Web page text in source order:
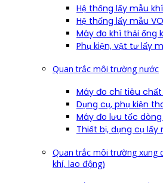
Hệ thống lấy mẫu
Hệ thống lấy mẫu
Máy đo khí thải ống
Phụ kiện, vật tư lấy
Quan trắc môi trường nước
Máy đo chỉ tiêu
Dụng cụ, phụ kiện
Máy đo lưu tốc
Thiết bị, dụng cụ lấy
Quan trắc môi trường xung
khí, lao động)